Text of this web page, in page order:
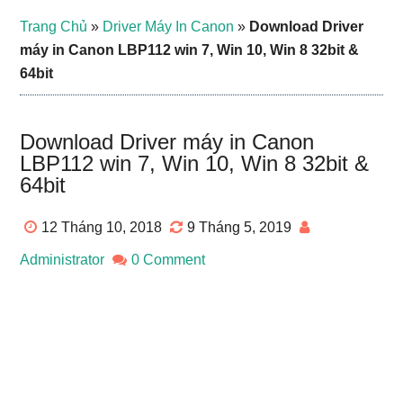
Trang Chủ » Driver Máy In Canon » Download Driver
máy in Canon LBP112 win 7, Win 10, Win 8 32bit &
64bit
Download Driver máy in Canon
LBP112 win 7, Win 10, Win 8 32bit &
64bit
12 Tháng 10, 2018 9 Tháng 5, 2019
Administrator 0 Comment